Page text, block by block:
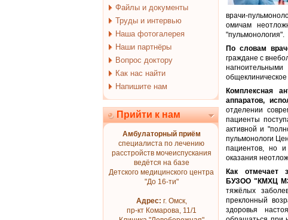
Файлы и документы
Труды и интервью
Наша фотогалерея
Наши партнёры
Вопрос доктору
Как нас найти
Напишите нам
Прийти к нам
Амбулаторный приём
специалиста по лечению
расстройств мочеиспускания
ведётся на базе
Детского медицинского центра
"До 16-ти"
Адрес: г. Омск,
пр-кт Комарова, 11/1
врачи-
омичам
"пульмонология".
По словам
граждане с
Комплексная
аппаратов,
отделении
пациенты
активной и
пульмонологи
пациентов, но
оказания
Как отмечает
БУЗОО "КМХЦ
тяжёлых
преклонный
здоровья